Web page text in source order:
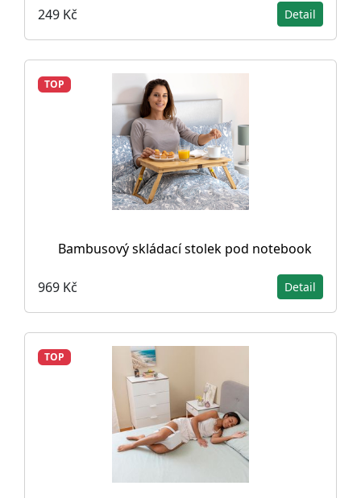
249 Kč Detail
TOP
Bambusový skládací stolek pod notebook
969 Kč Detail
TOP